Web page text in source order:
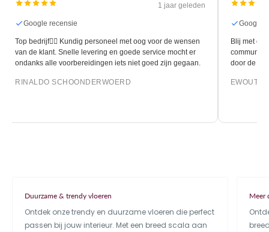
3 maanden geleden
Google recensie
Blij met de nieuwe vloer. Ook tevreden over de fijne
communicatie en de flexibiliteit die geboden kon worden
door de leggers van Homefurn.
EWOUT OONK
Google
Vriendelijke
advies en
Wij kochten
je vloer
Duurzame & trendy vloeren
Ontdek onze trendy en duurzame vloeren die perfect
passen bij jouw interieur. Met een breed scala aan
Meer